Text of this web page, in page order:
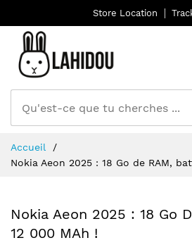
Store Location
au
contenu
Accueil
Nokia Aeon 2025 : 18 Go de RAM,
Nokia Aeon 2025 : 18 Go
12 000 MAh !